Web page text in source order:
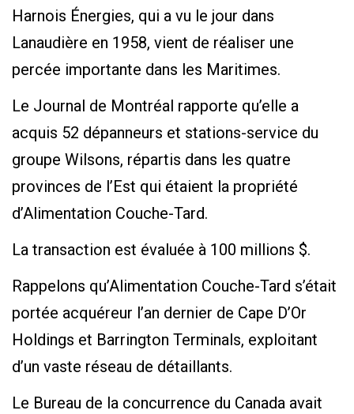
Harnois Énergies, qui a vu le jour dans
Lanaudière en 1958, vient de réaliser une
percée importante dans les Maritimes.
Le Journal de Montréal rapporte qu’elle a
acquis 52 dépanneurs et stations-service du
groupe Wilsons, répartis dans les quatre
provinces de l’Est qui étaient la propriété
d’Alimentation Couche-Tard.
La transaction est évaluée à 100 millions $.
Rappelons qu’Alimentation Couche-Tard s’était
portée acquéreur l’an dernier de Cape D’Or
Holdings et Barrington Terminals, exploitant
d’un vaste réseau de détaillants.
Le Bureau de la concurrence du Canada avait